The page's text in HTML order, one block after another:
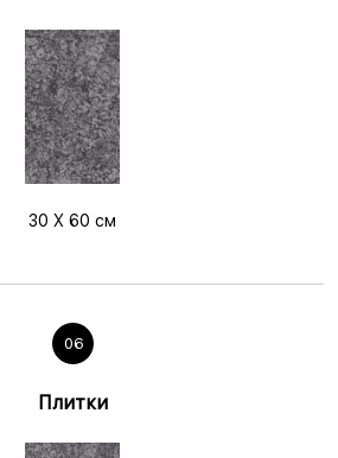
30 X 60 см
06
Плитки